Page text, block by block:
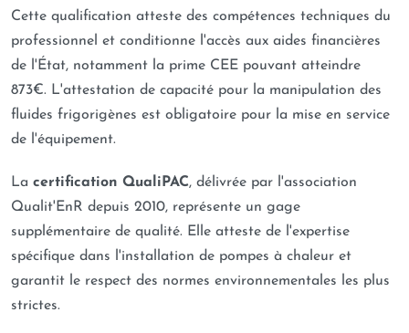
Cette qualification atteste des compétences techniques du
professionnel et conditionne l'accès aux aides financières
de l'État, notamment la prime CEE pouvant atteindre
873€. L'attestation de capacité pour la manipulation des
fluides frigorigènes est obligatoire pour la mise en service
de l'équipement.
La certification QualiPAC, délivrée par l'association
Qualit'EnR depuis 2010, représente un gage
supplémentaire de qualité. Elle atteste de l'expertise
spécifique dans l'installation de pompes à chaleur et
garantit le respect des normes environnementales les plus
strictes.